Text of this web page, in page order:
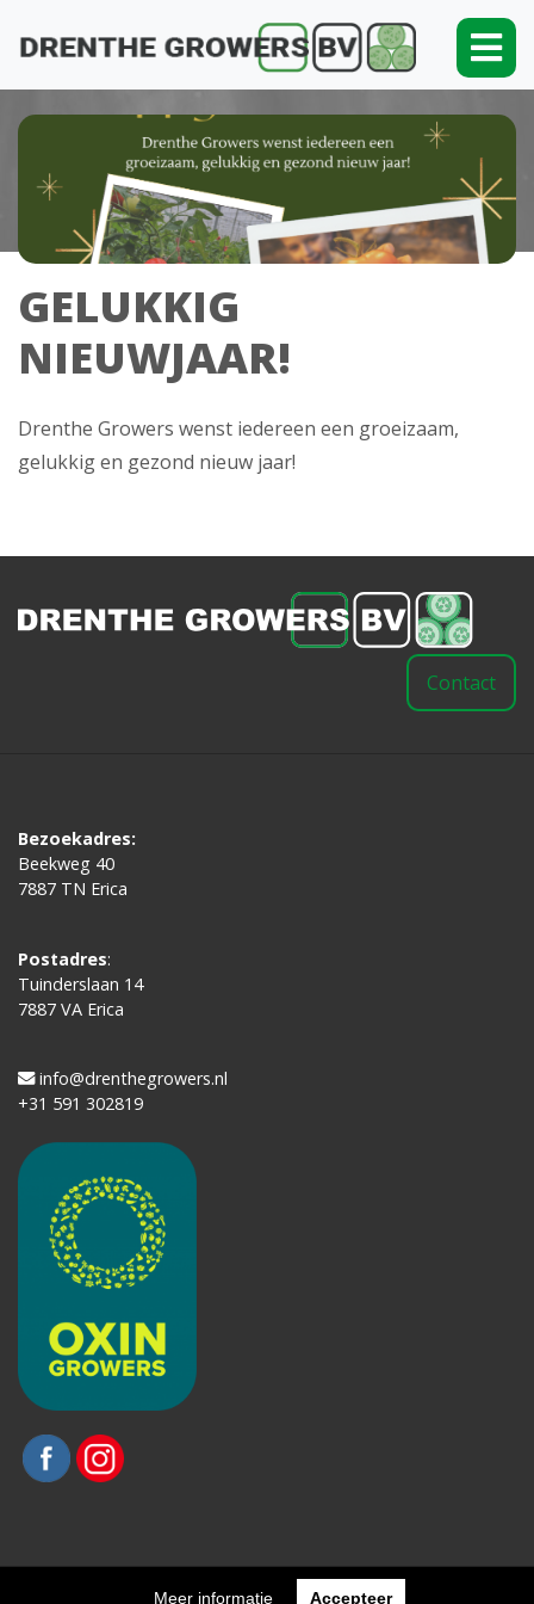
Meer informatie Accepteer
GELUKKIG
NIEUWJAAR!
Drenthe Growers wenst iedereen een groeizaam,
gelukkig en gezond nieuw jaar!
Contact
Bezoekadres:
Beekweg 40
7887 TN Erica
Postadres:
Tuinderslaan 14
7887 VA Erica
info@drenthegrowers.nl
+31 591 302819
Website ontwikkeld door X-Interactive